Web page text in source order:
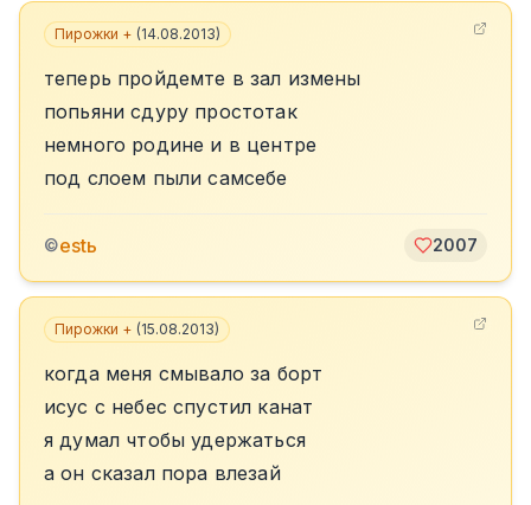
Пирожки + (14.08.2013)
теперь пройдемте в зал измены
попьяни сдуру простотак
немного родине и в центре
под слоем пыли самсебе
©estь 2007
Пирожки + (15.08.2013)
когда меня смывало за борт
исус с небес спустил канат
я думал чтобы удержаться
а он сказал пора влезай